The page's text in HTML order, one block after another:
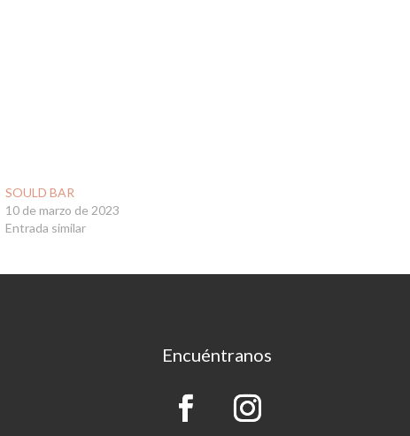
SOULD BAR
10 de marzo de 2023
Entrada similar
Encuéntranos